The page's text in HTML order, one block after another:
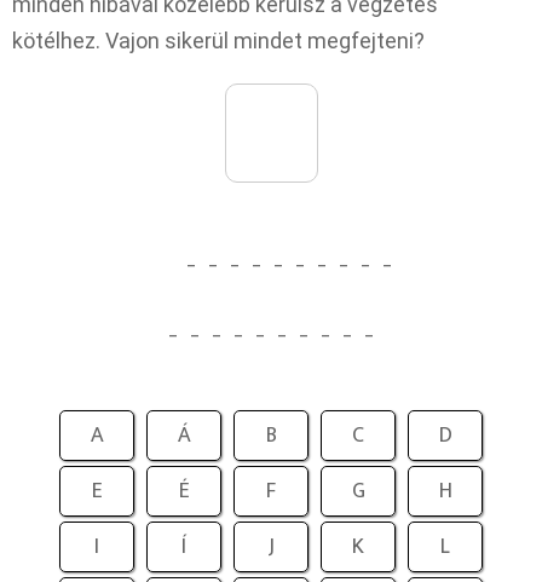
kötélhez. Vajon sikerül mindet megfejteni?
A Á B C
D
E
É F G
H
I
Í J K
L